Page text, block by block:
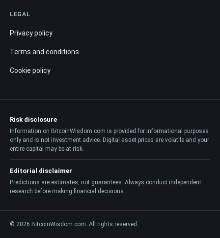
LEGAL
Privacy policy
Terms and conditions
Cookie policy
Risk disclosure
Information on BitcoinWisdom.com is provided for informational purposes
only and is not investment advice. Digital asset prices are volatile and your
entire capital may be at risk.
Editorial disclaimer
Predictions are estimates, not guarantees. Always conduct independent
research before making financial decisions.
© 2026 BitcoinWisdom.com. All rights reserved.